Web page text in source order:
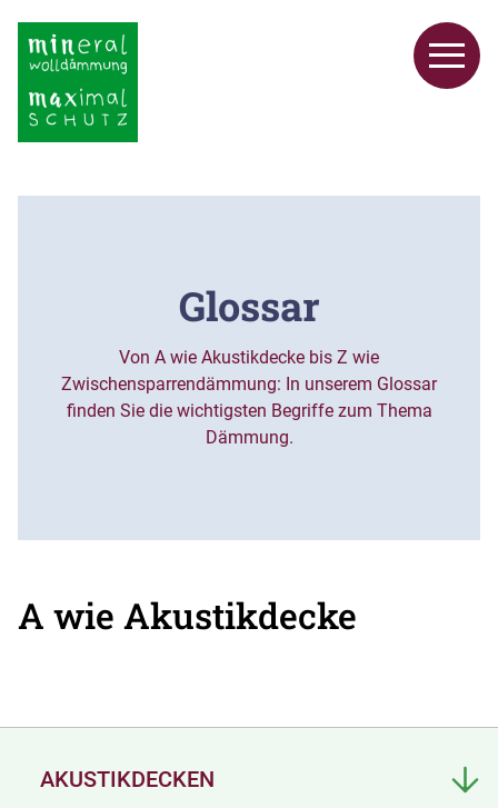
Glossar
Von A wie Akustikdecke bis Z wie
Zwischensparrendämmung: In unserem Glossar
finden Sie die wichtigsten Begriffe zum Thema
Dämmung.
A wie Akustikdecke
AKUSTIKDECKEN